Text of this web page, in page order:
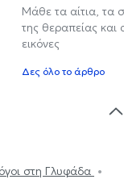
Μάθε τα αίτια, τα
της θεραπείας
εικόνες
Δες όλο το άρθρο
στη Γλυφάδα